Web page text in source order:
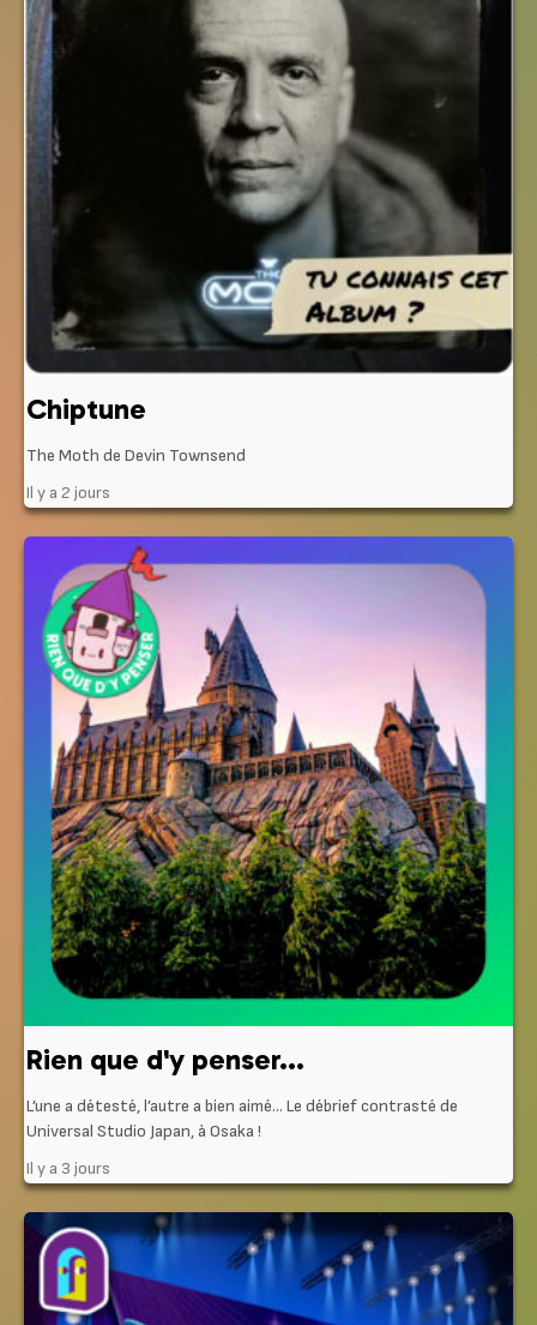
Chiptune
The Moth de Devin Townsend
Il y a 2 jours
Rien que d'y penser...
L’une a détesté, l’autre a bien aimé… Le débrief contrasté de
Universal Studio Japan, à Osaka !
Il y a 3 jours